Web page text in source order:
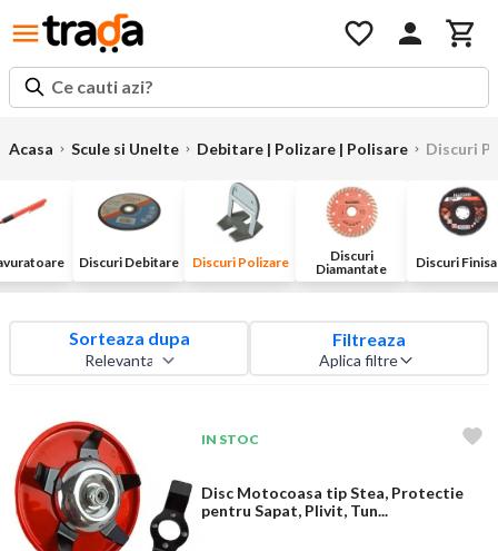
Ce cauti azi?
Acasa Scule si Unelte Debitare | Polizare | Polisare Discuri
Discuri Debitare Discuri Polizare
Discuri
Diamantate
Discuri
Sorteaza dupa Filtreaza
Aplica filtre
IN STOC
Disc Motocoasa tip Stea, Protectie
pentru Sapat, Plivit, Tun...